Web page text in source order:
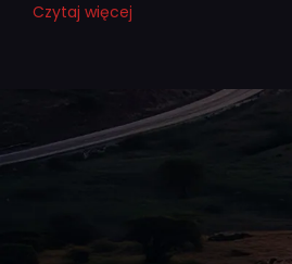
Czytaj więcej